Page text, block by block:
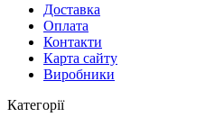
Доставка
Оплата
Контакти
Карта сайту
Виробники
Категорії